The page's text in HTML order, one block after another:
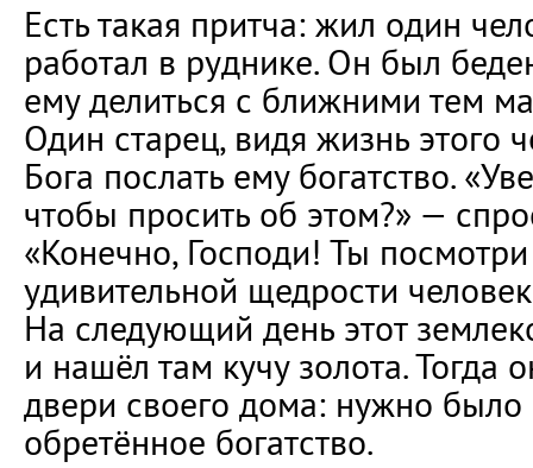
Есть такая притча: жил один
работал в руднике. Он был
ему делиться с ближними тем
Один старец, видя жизнь этого
Бога послать ему богатство.
чтобы просить об этом?» —
«Конечно, Господи! Ты
удивительной щедрости
На следующий день этот
и нашёл там кучу золота. Тогда
двери своего дома: нужно было
обретённое богатство.